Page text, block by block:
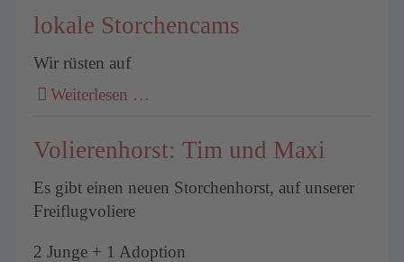
lokale Storchencams
Wir rüsten auf
Weiterlesen …
Volierenhorst: Tim und Maxi
Es gibt einen neuen Storchenhorst, auf unserer
Freiflugvoliere
2 Junge + 1 Adoption